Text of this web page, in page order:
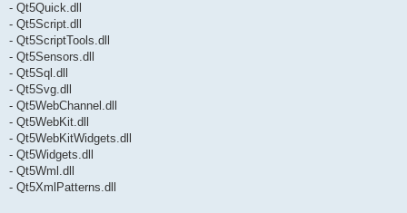
- Qt5Quick.dll
- Qt5Script.dll
- Qt5ScriptTools.dll
- Qt5Sensors.dll
- Qt5Sql.dll
- Qt5Svg.dll
- Qt5WebChannel.dll
- Qt5WebKit.dll
- Qt5WebKitWidgets.dll
- Qt5Widgets.dll
- Qt5Wml.dll
- Qt5XmlPatterns.dll